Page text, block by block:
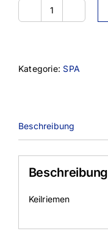
SPA-
Kategorie: SPA
Beschreibung
Beschreibung
Keilriemen